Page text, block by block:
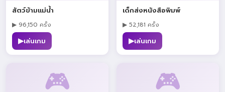
สัตว์ข้ามแม่น้ำ
▶ 96,150 ครั้ง
▶เล่นเกม
เด็กส่งหนังสือพิมพ์
▶ 52,181 ครั้ง
▶เล่นเกม
🎮 🎮